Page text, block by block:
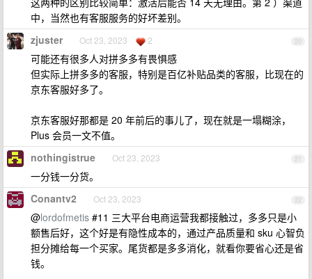
中，当然也有客服服务的好坏差别。
20
zjuster Oct 23, 2023 2
可能还有很多人对拼多多有畏惧感
但实际上拼多多的客服，特别是百亿补贴品类的客服，比现在的
京东客服好多了。
京东客服好那都是 20 年前后的事儿了，现在就是一塌糊涂，
Plus 会员一文不值。
21
nothingistrue Oct 23, 2023
一分钱一分货。
22
Conantv2 Oct 23, 2023
@lordofmetis #11 三大平台电商运营我都接触过，多多只是小
额售后好，这个好是有隐性成本的，通过产品质量和 sku 心智负
担分摊给每一个买家。尾货都是多多消化，就看你要省心还是省
钱。